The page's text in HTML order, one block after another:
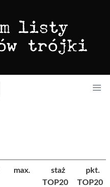
max.
staż
TOP20
pkt.
TOP20